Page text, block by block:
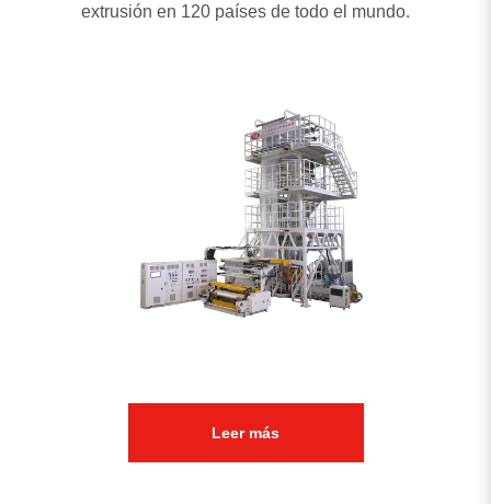
extrusión en 120 países de todo el mundo.
Leer más